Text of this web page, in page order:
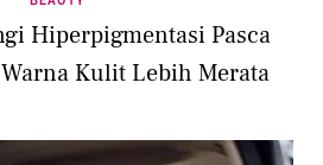
Hiperpigmentasi Pasca
Kulit Lebih Merata